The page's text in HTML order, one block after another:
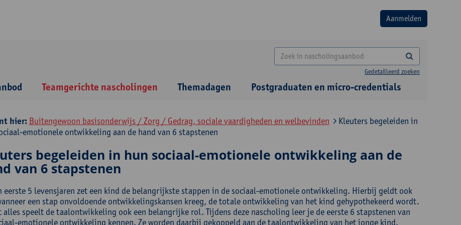
Gedetailleerd zoeken
Teamgerichte nascholingen Themadagen Postgraduaten en micro-credentials
hier: Buitengewoon basisonderwijs / Zorg / Gedrag, sociale vaardigheden en welbevinden
Kleuters begeleiden in
emotionele ontwikkeling aan de hand van 6 stapstenen
begeleiden in hun sociaal-emotionele ontwikkeling aan de
van 6 stapstenen
eerste 5 levensjaren zet een kind de belangrijkste stappen in de sociaal-emotionele ontwikkeling. Hierbij geldt ook
een stap onvoldoende ontwikkelingskansen kreeg, de totale ontwikkeling van het kind gehypothekeerd wordt.
speelt de taalontwikkeling ook een belangrijke rol. Tijdens deze nascholing leer je de eerste 6 stapstenen van
emotionele ontwikkeling kennen. Ze worden daarbij gekoppeld aan de taalontwikkeling van het jonge kind.